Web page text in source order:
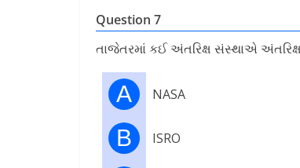
Question 7
તાજેતરમાં કઈ અંતરિક્ષ સંસ્થાએ
A NASA
B ISRO